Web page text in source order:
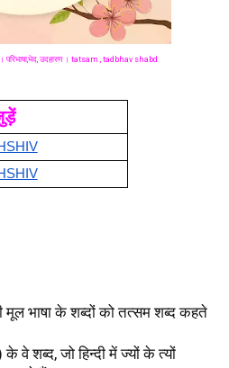
। परिभाषा,भेद, उदहारण । tatsam , tadbhav shabd
मूल भाषा के शब्दों को तत्सम शब्द कहते
वे शब्द, जो हिन्दी में ज्यों के त्यों